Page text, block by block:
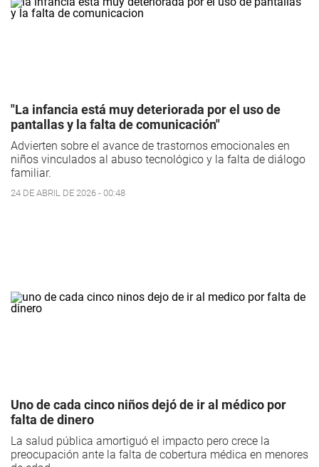
"La infancia está muy deteriorada por el uso de
pantallas y la falta de comunicación"
Advierten sobre el avance de trastornos emocionales en
niños vinculados al abuso tecnológico y la falta de diálogo
familiar.
24 DE ABRIL DE 2026 - 00:48
Uno de cada cinco niños dejó de ir al médico por
falta de dinero
La salud pública amortiguó el impacto pero crece la
preocupación ante la falta de cobertura médica en menores